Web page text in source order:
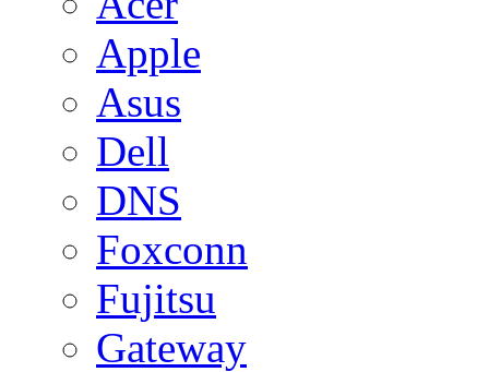
Apple
Asus
Dell
DNS
Foxconn
Fujitsu
Gateway